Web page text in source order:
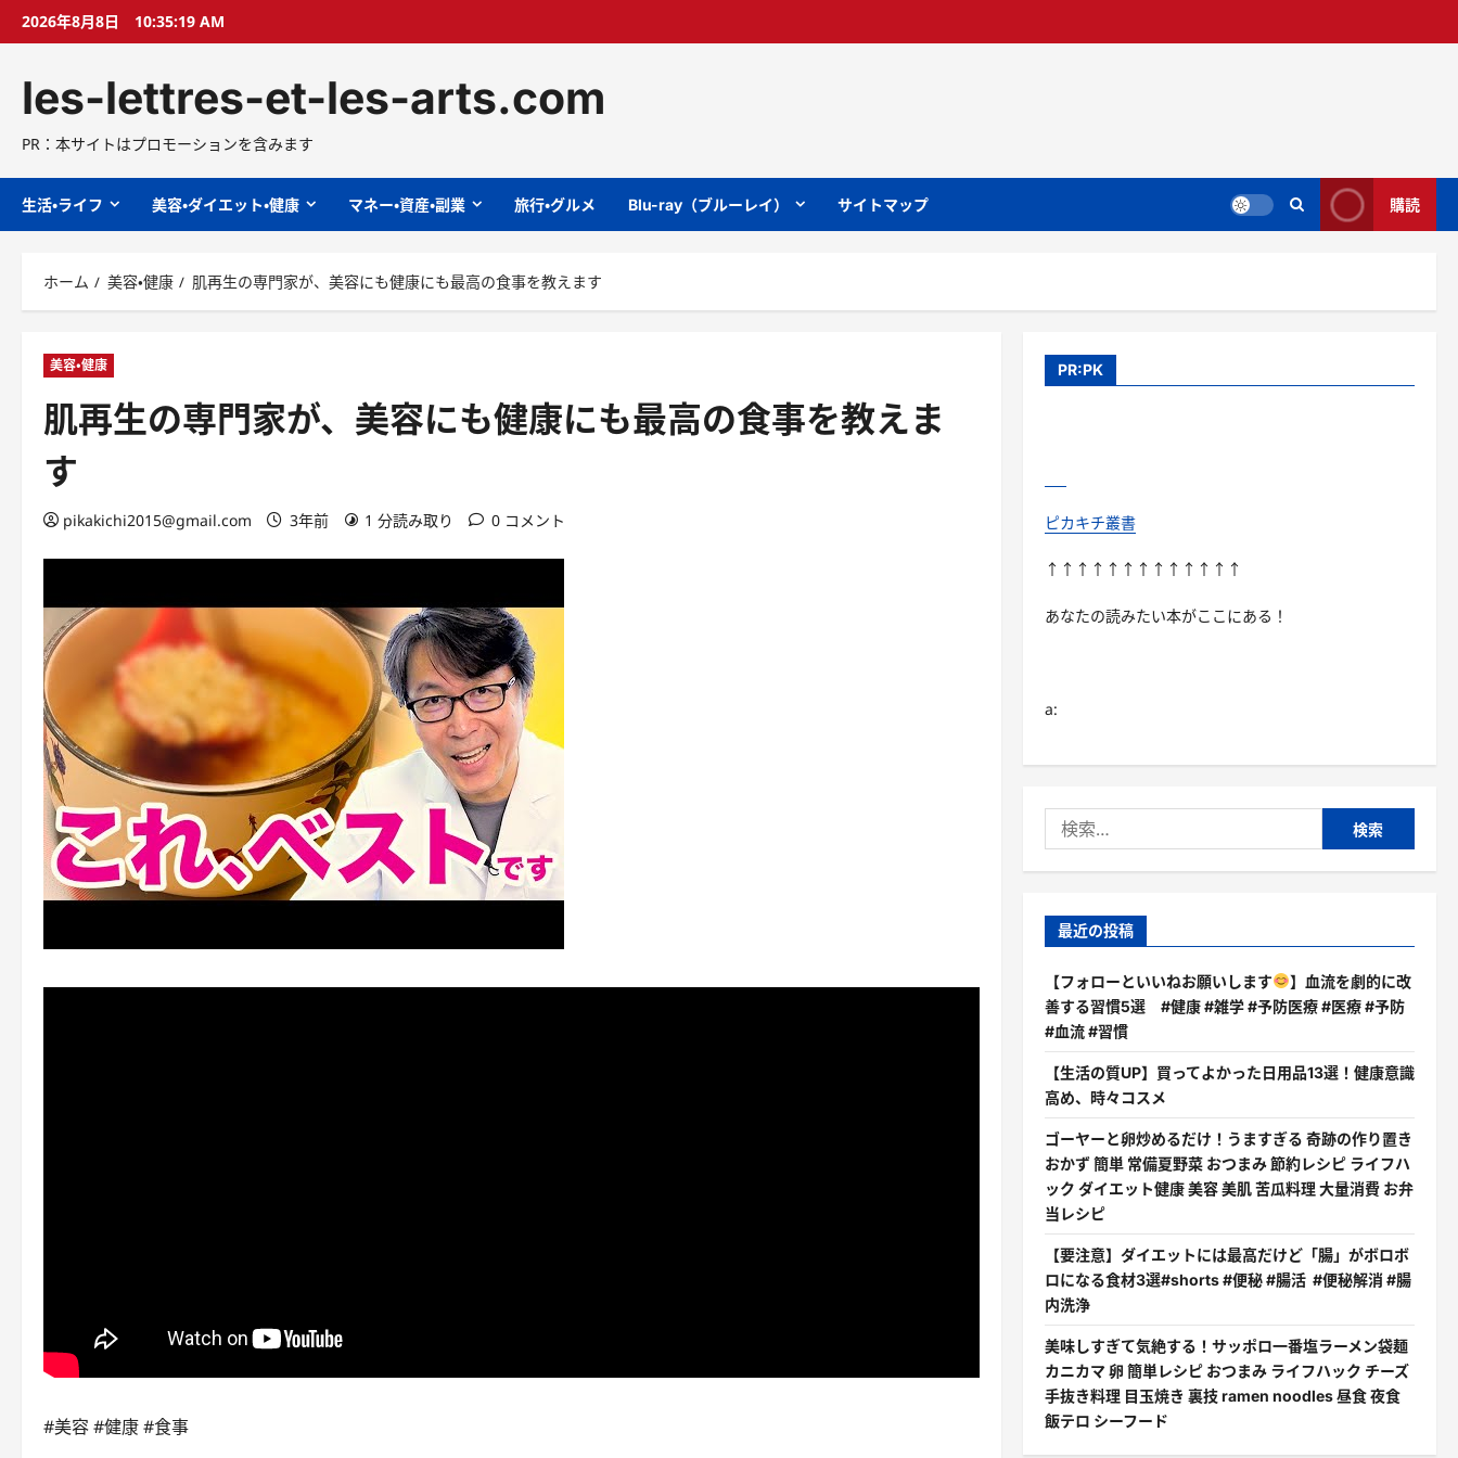
プ
2026年8月8日 10:35:20 AM
les-lettres-et-les-arts.com
PR：本サイトはプロモーションを含みます
生活・ライフ 美容・ダイエット・健康 マネー・資産・副業 旅行・グルメ Blu-ray（ブルーレイ） サイトマップ 購読
ホーム 美容・健康 肌再生の専門家が、美容にも健康にも最高の食事を教えます
美容・健康
肌再生の専門家が、美容にも健康にも最高の食事を教えま
す
pikakichi2015@gmail.com 3年前 1 分読み取り 0 コメント
#美容 #健康 #食事
PR:PK
ピカキチ叢書
↑↑↑↑↑↑↑↑↑↑↑↑↑
あなたの読みたい本がここにある！
a:
索:
最近の投稿
【フォローといいねお願いします
】血流を劇的に改
善する習慣5選 #健康 #雑学 #予防医療 #医療 #予防
#血流 #習慣
【生活の質UP】買ってよかった日用品13選！健康意識
高め、時々コスメ
ゴーヤーと卵炒めるだけ！うますぎる 奇跡の作り置き
おかず 簡単 常備夏野菜 おつまみ 節約レシピ ライフハ
ック ダイエット健康 美容 美肌 苦瓜料理 大量消費 お弁
当レシピ
【要注意】ダイエットには最高だけど「腸」がボロボ
ロになる食材3選#shorts #便秘 #腸活 #便秘解消 #腸
内洗浄
美味しすぎて気絶する！サッポロ一番塩ラーメン袋麺
カニカマ 卵 簡単レシピ おつまみ ライフハック チーズ
手抜き料理 目玉焼き 裏技 ramen noodles 昼食 夜食
飯テロ シーフード